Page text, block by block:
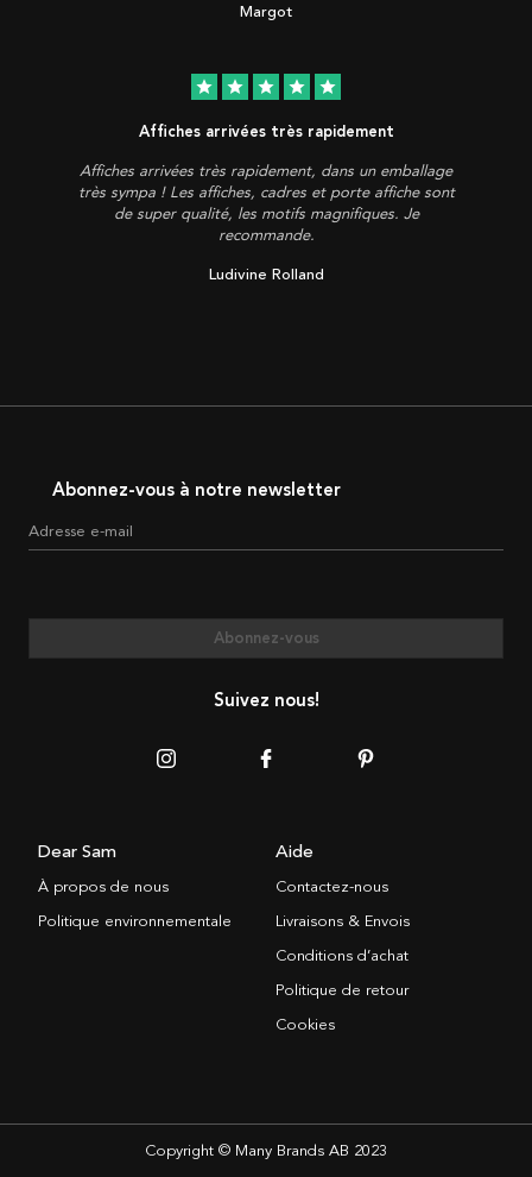
Margot
star star star star star
Affiches arrivées très rapidement
Affiches arrivées très rapidement, dans un emballage
très sympa ! Les affiches, cadres et porte affiche sont
de super qualité, les motifs magnifiques. Je
recommande.
Ludivine Rolland
Abonnez-vous à notre newsletter
Adresse e-mail
Abonnez-vous
Suivez nous!
Dear Sam
À propos de nous
Politique environnementale
Aide
Contactez-nous
Livraisons & Envois
Conditions d’achat
Politique de retour
Cookies
Copyright © Many Brands AB 2023